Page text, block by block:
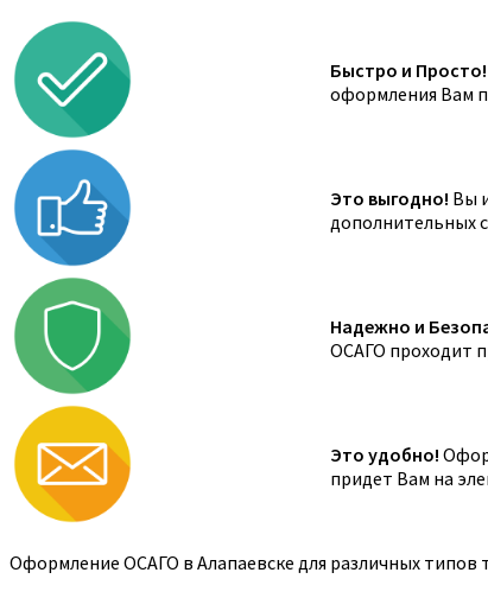
Быстро и Просто!
оформления Вам
Это выгодно! Вы
дополнительных
Надежно и
ОСАГО проходит
Это удобно!
придет Вам на
Оформление ОСАГО в Алапаевске для различных типов